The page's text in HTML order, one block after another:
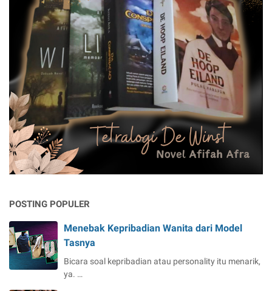
POSTING POPULER
Menebak Kepribadian Wanita dari Model
Tasnya
Bicara soal kepribadian atau personality itu menarik,
ya. …